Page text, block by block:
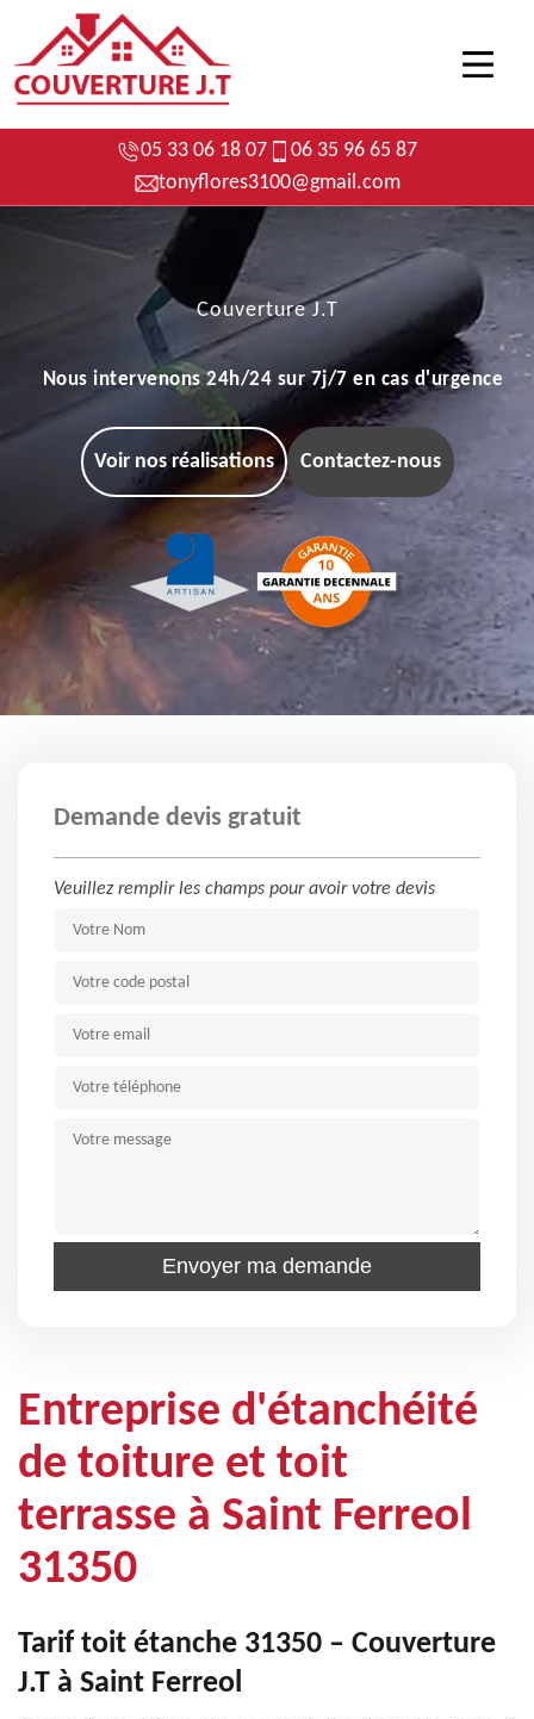
05 33 06 18 07
06 35 96 65 87
tonyflores3100@gmail.com
Couverture J.T
Nous intervenons 24h/24 sur 7j/7 en cas d'urgence
Voir nos réalisations Contactez-nous
Demande devis gratuit
Veuillez remplir les champs pour avoir votre devis
Entreprise d'étanchéité
de toiture et toit
terrasse à Saint Ferreol
31350
Tarif toit étanche 31350 – Couverture
J.T à Saint Ferreol